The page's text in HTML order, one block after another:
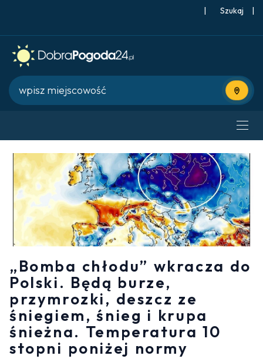
| |
Użyj
„Bomba chłodu” wkracza do
Polski. Będą burze,
przymrozki, deszcz ze
śniegiem, śnieg i krupa
śnieżna. Temperatura 10
stopni poniżej normy